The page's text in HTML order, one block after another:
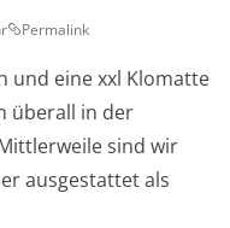
Permalink
und eine xxl Klomatte
überall in der
sind wir
ausgestattet als